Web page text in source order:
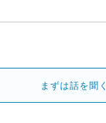
まずは話を聞く